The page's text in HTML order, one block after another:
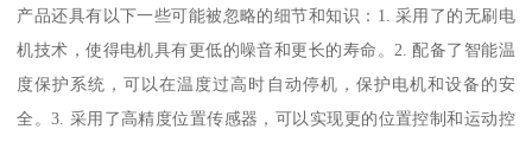
产品还具有以下一些可能被忽略的细节和知识：1. 采用了的无刷电
机技术，使得电机具有更低的噪音和更长的寿命。2. 配备了智能温
度保护系统，可以在温度过高时自动停机，保护电机和设备的安
全。3. 采用了高精度位置传感器，可以实现更的位置控制和运动控